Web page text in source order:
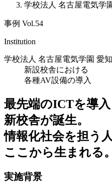
学校法人 名古屋電気学
事例 Vol.54
Institution
学校法人 名古屋電気学園 愛
新設校舎における
各種AV設備の導入
最先端のICTを導
新校舎が誕生。
情報化社会を担う
ここから生まれる。
実施背景